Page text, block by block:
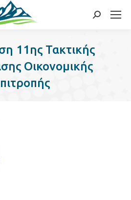
Search:
11ης Τακτικής
Οικονομικής